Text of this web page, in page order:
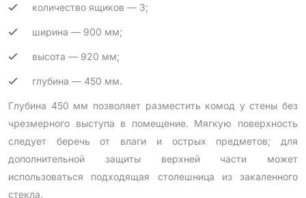
количество ящиков — 3;
ширина — 900 мм;
высота — 920 мм;
глубина — 450 мм.
Глубина 450 мм позволяет разместить комод у стены без
чрезмерного выступа в помещение. Мягкую поверхность
следует беречь от влаги и острых предметов; для
дополнительной защиты верхней части может
использоваться подходящая столешница из закаленного
стекла.